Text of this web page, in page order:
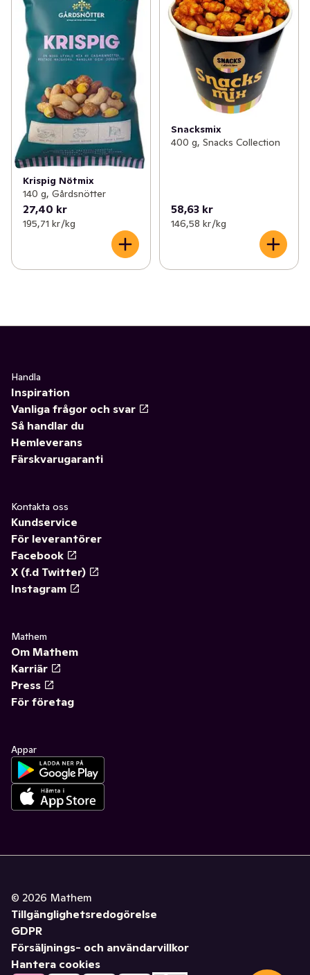
Krispig Nötmix
140 g, Gårdsnötter
27,40 kr
195,71 kr /kg
Snacksmix
400 g, Snacks Collection
58,63 kr
146,58 kr /kg
Handla
Inspiration
Vanliga frågor och svar
Så handlar du
Hemleverans
Färskvarugaranti
Kontakta oss
Kundservice
För leverantörer
Facebook
X (f.d Twitter)
Instagram
Mathem
Om Mathem
Karriär
Press
För företag
Appar
© 2026 Mathem
Tillgänglighetsredogörelse
GDPR
Försäljnings- och användarvillkor
Hantera cookies